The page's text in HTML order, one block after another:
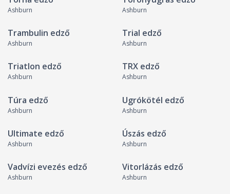
Ashburn Ashburn
Trambulin edző
Ashburn
Trial edző
Ashburn
Triatlon edző
Ashburn
TRX edző
Ashburn
Túra edző
Ashburn
Ugrókötél edző
Ashburn
Ultimate edző
Ashburn
Úszás edző
Ashburn
Vadvízi evezés edző
Ashburn
Vitorlázás edző
Ashburn